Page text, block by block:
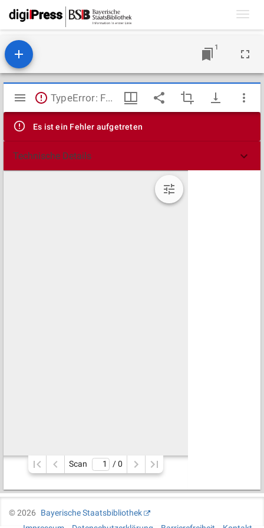
1
Mirador
Viewer
TypeError: Failed to fetch
Es ist ein Fehler aufgetreten
Technische Details
Scan / 0
©2026
Bayerische Staatsbibliothek